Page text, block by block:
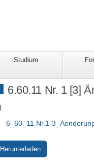
Studium
6.60.11 Nr. 1 [3]
6_60_11 Nr.1-
Herunterladen